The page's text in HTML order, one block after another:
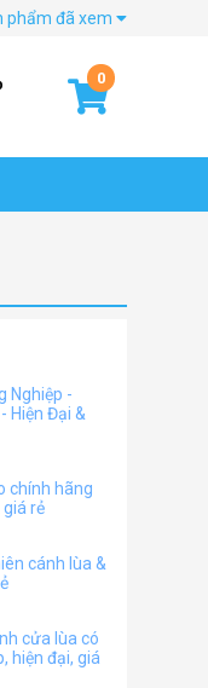
phẩm đã xem
0
Nghiệp -
Hiện Đại &
chính hãng
giá rẻ
cánh lùa &
cửa lùa có
hiện đại, giá